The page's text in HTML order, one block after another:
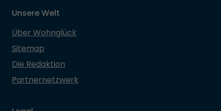
Unsere Welt
Über Wohnglück
Sitemap
Die Redaktion
Partnernetzwerk